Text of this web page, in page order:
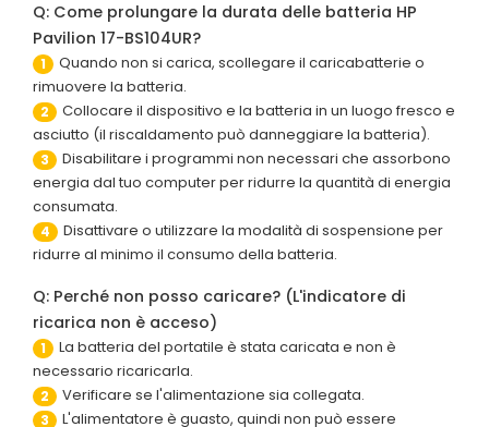
Q: Come prolungare la durata delle batteria HP
Pavilion 17-BS104UR?
1
Quando non si carica, scollegare il caricabatterie o
rimuovere la batteria.
2
Collocare il dispositivo e la batteria in un luogo fresco e
asciutto (il riscaldamento può danneggiare la batteria).
3
Disabilitare i programmi non necessari che assorbono
energia dal tuo computer per ridurre la quantità di energia
consumata.
4
Disattivare o utilizzare la modalità di sospensione per
ridurre al minimo il consumo della batteria.
Q: Perché non posso caricare? (L'indicatore di
ricarica non è acceso)
1
La batteria del portatile è stata caricata e non è
necessario ricaricarla.
2 Verificare se l'alimentazione sia collegata.
3 L'alimentatore è guasto, quindi non può essere